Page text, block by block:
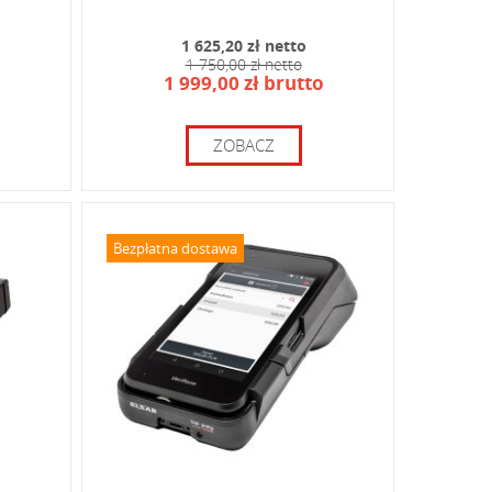
1 625,20 zł netto
1 750,00 zł netto
1 999,00 zł brutto
ZOBACZ
Bezpłatna dostawa